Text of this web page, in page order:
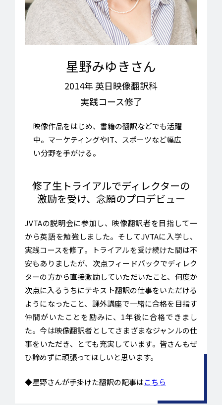
星野みゆきさん
2014年 英日映像翻訳科
実践コース修了
映像作品をはじめ、書籍の翻訳などでも活躍
中。マーケティングやIT、スポーツなど幅広
い分野を手がける。
修了生トライアルでディレクターの
激励を受け、念願のプロデビュー
JVTAの説明会に参加し、映像翻訳者を目指して一
から英語を勉強しました。そしてJVTAに入学し、
実践コースを修了。トライアルを受け続けた間は不
安もありましたが、次点フィードバックでディレク
ターの方から直接激励していただいたこと、何度か
次点に入るうちにテキスト翻訳の仕事をいただける
ようになったこと、課外講座で一緒に合格を目指す
仲間がいたことを励みに、1年後に合格できまし
た。今は映像翻訳者としてさまざまなジャンルの仕
事をいただき、とても充実しています。皆さんもぜ
ひ諦めずに頑張ってほしいと思います。
◆星野さんが手掛けた翻訳の記事はこちら